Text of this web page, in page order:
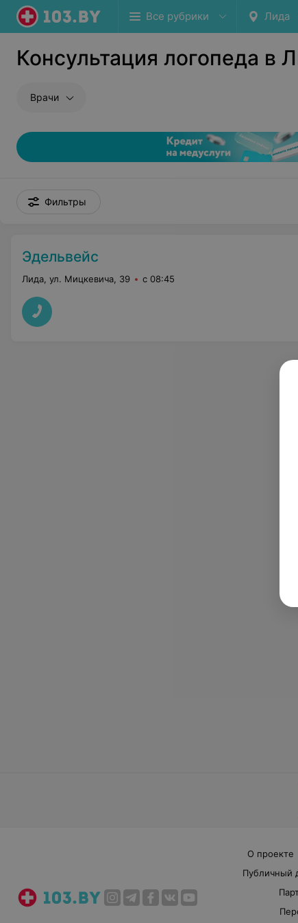
Все рубрики Лида
Консультация логопеда в
Врачи
Фильтры
Эдельвейс
Лида, ул. Мицкевича, 39 с 08:45
О проекте
Публичный